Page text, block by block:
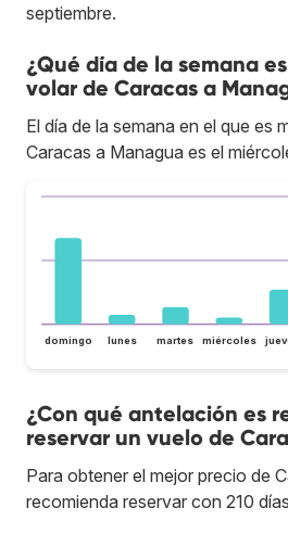
septiembre.
¿Qué día de la semana
volar de Caracas a
El día de la semana en el que es
Caracas a Managua es el
domingo lunes martes miércoles
¿Con qué antelación es
reservar un vuelo de
Para obtener el mejor precio de
recomienda reservar con 210